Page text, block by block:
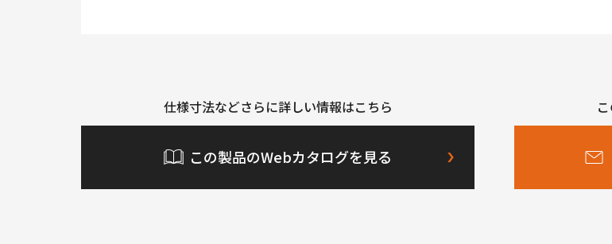
仕様寸法などさらに詳しい情報はこちら
この製品のWebカタログを見る